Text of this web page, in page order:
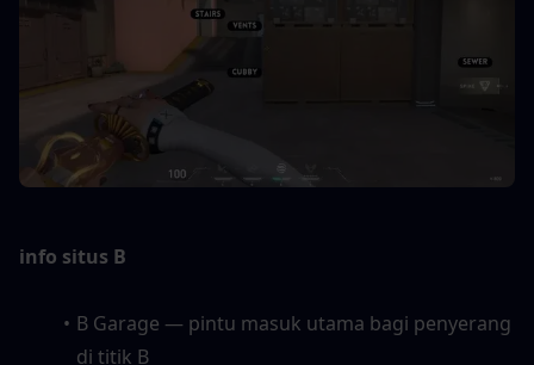
info situs B
B Garage — pintu masuk utama bagi penyerang
di titik B